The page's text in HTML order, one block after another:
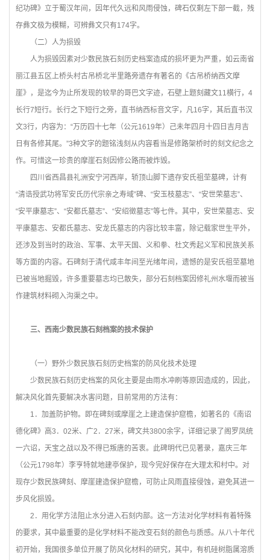
纪功碑》立于蜀汉年间，因年代久远和风雨侵蚀，碑石仅剩左下部一截，残
存彝文极为模糊，可辨彝文只有174字。
（二）人为损毁
人为损毁因素对少数民族石刻历史档案造成的损坏更为严重，如云南省
丽江县五区上桥头村古吊桥北半里路旁遗存有著名的《古吊桥纳西文摩
崖》，是迄今为止所发现的较早的哥巴文字迹，石壁上题刻藏文11横行，4
长行7短行。长行之下短行之旁，直书纳西标音文字，凡16字，其后直书汉
文3行，内容为：“万历四十七年（公元1619年）己未年四月十四日吉月吉
日有各修其尾。”3种文字的题铭浅刻从内容看当是修路架桥时的刻文纪念之
作。可惜这一珍贵的摩崖石刻因修公路而被炸毁。
四川省西昌县礼洲安宁河西岸，轿顶山脚下遗存安氏祖茔墓碑，计有
“清诰授武功将军安氏历代宗亲之寿域”碑、“安玉枝墓志”、“安世荣墓志”、
“安平康墓志”、“安都氏墓志”、“安绍徵墓志”等七件。其中，安世荣墓志、安
平康墓志、安都氏墓志、安龙氏墓志的内容比较丰富，除记载家世生平外，
还涉及到当时的政治、军事、太平天国、义和拳、杜文秀起义军和民族关系
等方面的内容。石碑刻于清代咸丰年间至光绪年间，遗憾的是安氏祖茔墓地
已被当地掘毁，许多重要墓志均已散失，部分石刻档案因修礼州水堰而被当
作建筑材料砌入沟渠之中。
三、西南少数民族石刻档案的技术保护
（一）野外少数民族石刻历史档案的防风化技术处理
少数民族石刻历史档案的风化主要是由雨水冲刷等原因造成的，因此，
解决风化首先要解决水害问题，目前常用的方法有：
1 ．加盖防护物。即在碑刻或摩崖之上建造保护窟檐，如著名的《南诏
德化碑》高3．02米、广2．27米，碑文共3800余字，详细记录了阁罗凤统
一六诏，天宝之战以及不得已叛唐的苦衷。此碑明代已见著录，嘉庆三年
（公元1798年）李亨特就地建亭保护，现今完好保存在大理太和村中。对
现存少数民族碑刻、摩崖建造保护窟檐，可防止风雨直接侵蚀，避免其进一
步风化损毁。
2 ．用化学方法阻止水分进入石刻内部。这一方法对化学材料有着特殊
的要求，其中最重要的是化学材料不能改变石刻的颜色与质感。从八十年代
初开始，我国很多单位开展了防风化材料的研究，其中，有机硅树脂属溶质